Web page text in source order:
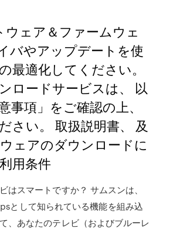
ウェア＆ファームウェ
バやアップデートを使
最適化してください。
ロードサービスは、 以
事項」をご確認の上、
さい。 取扱説明書、 及
ェアのダウンロードに
用条件
はスマートですか？ サムスンは、
として知られている機能を組み込
、あなたのテレビ（およびブルーレ